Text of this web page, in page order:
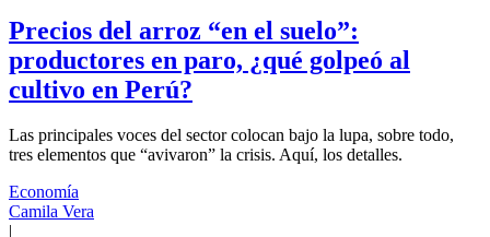
Precios del arroz “en el suelo”:
productores en paro, ¿qué golpeó al
cultivo en Perú?
Las principales voces del sector colocan bajo la lupa, sobre todo,
tres elementos que “avivaron” la crisis. Aquí, los detalles.
Economía
Camila Vera